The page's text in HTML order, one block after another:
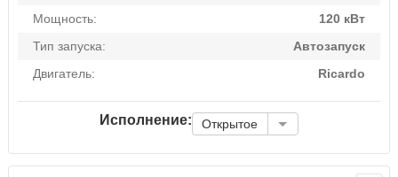
Мощность:
120 кВт
Тип запуска:
Автозапуск
Двигатель:
Ricardo
Исполнение: Открытое